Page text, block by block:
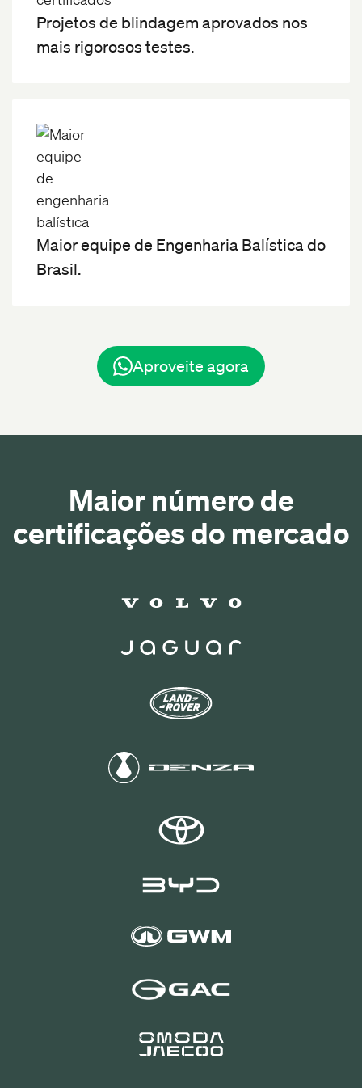
Projetos de blindagem aprovados nos
mais rigorosos testes.
Maior equipe de Engenharia Balística do
Brasil.
Aproveite agora
Maior número de
certificações do mercado